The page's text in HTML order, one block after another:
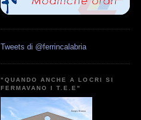
Tweets di @ferrincalabria
"QUANDO ANCHE A LOCRI SI
FERMAVANO I T.E.E"